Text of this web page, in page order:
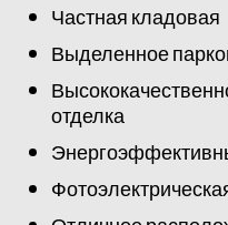
Частная кладовая
Выделенное
отделка